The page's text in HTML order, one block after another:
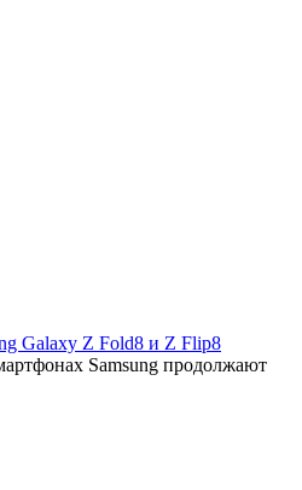
Galaxy Z Fold8 и Z Flip8
Samsung продолжают